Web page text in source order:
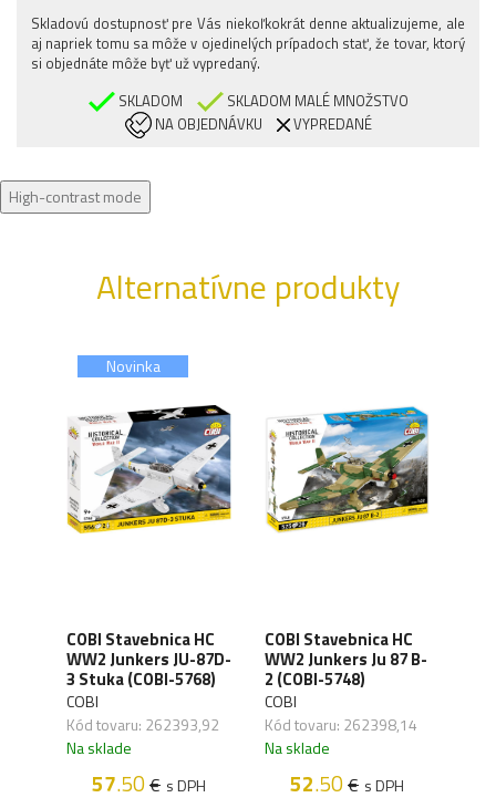
Skladovú dostupnosť pre Vás niekoľkokrát denne aktualizujeme, ale
aj napriek tomu sa môže v ojedinelých prípadoch stať, že tovar, ktorý
si objednáte môže byť už vypredaný.
SKLADOM
SKLADOM MALÉ MNOŽSTVO
NA OBJEDNÁVKU
VYPREDANÉ
High-contrast mode
Alternatívne produkty
Novinka
COBI Stavebnica HC
WW2 Junkers JU-87D-
3 Stuka (COBI-5768)
COBI
Kód tovaru: 262393,92
Na sklade
57.50€ s DPH
COBI Stavebnica HC
WW2 Junkers Ju 87 B-
2 (COBI-5748)
COBI
Kód tovaru: 262398,14
Na sklade
52.50€ s DPH